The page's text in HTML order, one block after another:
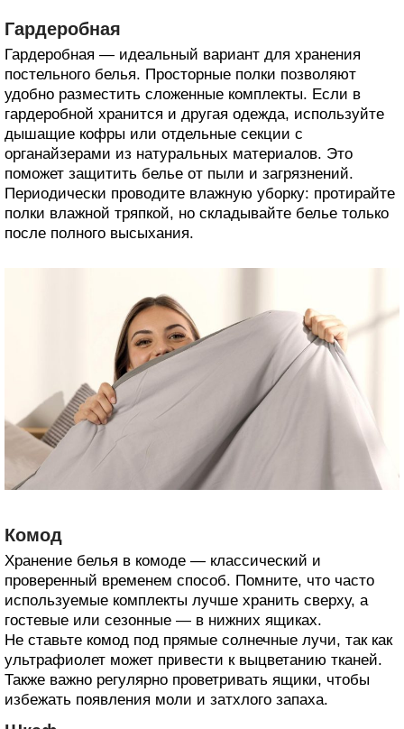
Гардеробная
Гардеробная — идеальный вариант для хранения
постельного белья. Просторные полки позволяют
удобно разместить сложенные комплекты. Если в
гардеробной хранится и другая одежда, используйте
дышащие кофры или отдельные секции с
органайзерами из натуральных материалов. Это
поможет защитить белье от пыли и загрязнений.
Периодически проводите влажную уборку: протирайте
полки влажной тряпкой, но складывайте белье только
после полного высыхания.
Комод
Хранение белья в комоде — классический и
проверенный временем способ. Помните, что часто
используемые комплекты лучше хранить сверху, а
гостевые или сезонные — в нижних ящиках.
Не ставьте комод под прямые солнечные лучи, так как
ультрафиолет может привести к выцветанию тканей.
Также важно регулярно проветривать ящики, чтобы
избежать появления моли и затхлого запаха.